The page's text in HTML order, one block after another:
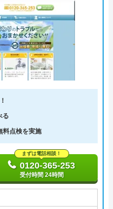
る
料点検を実施
まずは電話相談！
0120-365-253
受付時間 24時間